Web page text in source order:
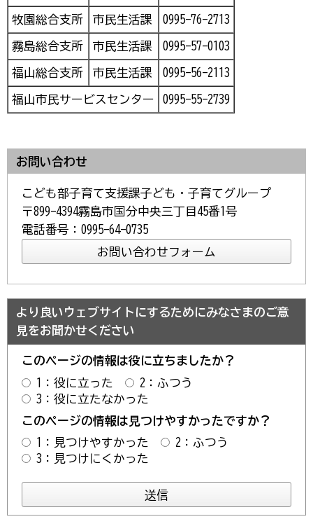
牧園総合支所 市民生活課 0995-76-2713
霧島総合支所 市民生活課 0995-57-0103
福山総合支所 市民生活課 0995-56-2113
福山市民サービスセンター 0995-55-2739
お問い合わせ
こども部子育て支援課子ども・子育てグループ
〒899-4394霧島市国分中央三丁目45番1号
電話番号：0995-64-0735
より良いウェブサイトにするためにみなさまのご意
見をお聞かせください
このページの情報は役に立ちましたか？
1：役に立った
2：ふつう
3：役に立たなかった
このページの情報は見つけやすかったですか？
1：見つけやすかった
2：ふつう
3：見つけにくかった